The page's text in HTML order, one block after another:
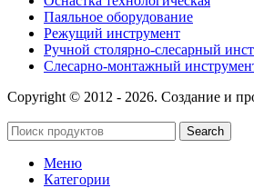
Паяльное оборудование
Режущий инструмент
Ручной столярно-слесарный
Слесарно-монтажный
Copyright © 2012 - 2026. Создание и
Search
Меню
Категории